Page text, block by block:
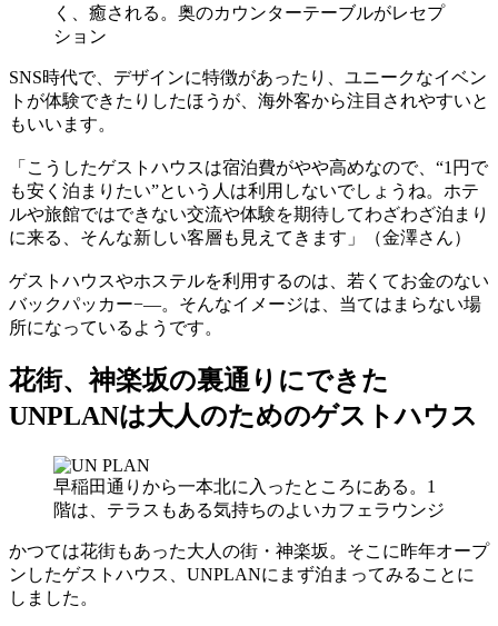
く、癒される。奥のカウンターテーブルがレセプ
ション
SNS時代で、デザインに特徴があったり、ユニークなイベン
トが体験できたりしたほうが、海外客から注目されやすいと
もいいます。
「こうしたゲストハウスは宿泊費がやや高めなので、“1円で
も安く泊まりたい”という人は利用しないでしょうね。ホテ
ルや旅館ではできない交流や体験を期待してわざわざ泊まり
に来る、そんな新しい客層も見えてきます」（金澤さん）
ゲストハウスやホステルを利用するのは、若くてお金のない
バックパッカー−—。そんなイメージは、当てはまらない場
所になっているようです。
花街、神楽坂の裏通りにできた
UNPLANは大人のためのゲストハウス
早稲田通りから一本北に入ったところにある。1
階は、テラスもある気持ちのよいカフェラウンジ
かつては花街もあった大人の街・神楽坂。そこに昨年オープ
ンしたゲストハウス、UNPLANにまず泊まってみることに
しました。